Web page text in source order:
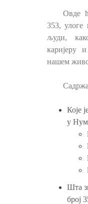
Овде
353, улоге
људи,
каријеру
нашем
Које
у
Шта
број